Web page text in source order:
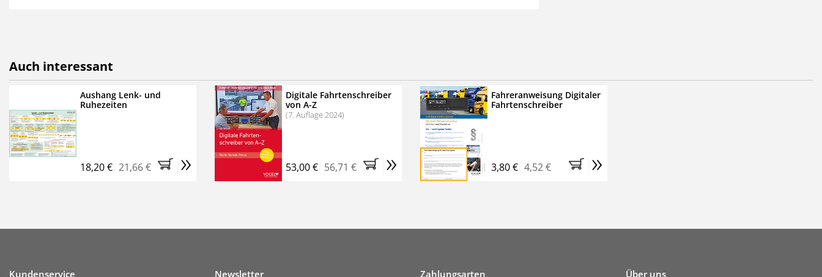
Kostenfreie Online-Seminare
Bestellen Sie jetzt das VerkehrsRundschau Profipaket im Kennenlern-Abo für zwei
Monate (inkl. der derzeitig gesetzlichen MwSt. und Versandkosten).Nach 2 Monaten
brauchen Sie nichts weiter tun, das Abonnement endet automatisch, es
entstehen keine weiteren Verpflichtungen.
Auch interessant
Aushang Lenk- und
Ruhezeiten
18,20 € 21,66 € »
Digitale Fahrtenschreiber
von A-Z
(7. Auflage 2024)
53,00 € 56,71 € »
Fahreranweisung Digitaler
Fahrtenschreiber
3,80 € 4,52 € »
Kundenservice Newsletter Zahlungsarten Über uns